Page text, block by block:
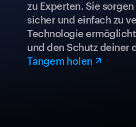
zu Experten. Sie
sicher und einfach zu
Technologie
und den Schutz deiner
Tangem holen